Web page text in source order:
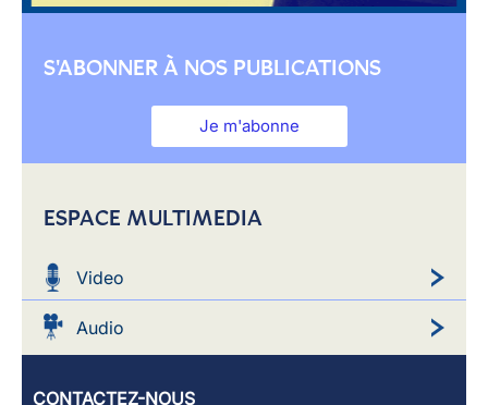
S'ABONNER À NOS PUBLICATIONS
Je m'abonne
ESPACE MULTIMEDIA
Video
Audio
CONTACTEZ-NOUS